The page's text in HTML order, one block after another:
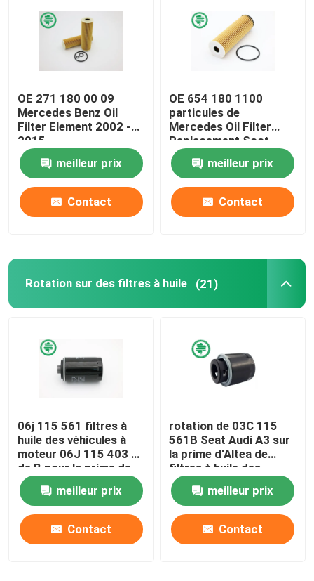
Filtres à huile de cartouche
Filtres à gazole
Filtres de transmission automatique
Marine Engine Filters
Filtres résistants
Filtres de matériel de construction
Filtres de puissance de générateur
Filtre de tracteur de pelouse
Filtres de moto
OE 271 180 00 09
Mercedes Benz Oil
Filter Element 2002 -
2015
meilleur prix
Contact
OE 654 180 1100
particules de
Mercedes Oil Filter
Replacement Soot
meilleur prix
Contact
Rotation sur des filtres à huile (21)
06j 115 561 filtres à
huile des véhicules à
moteur 06J 115 403 C
de B pour la prime de
VW d'AUDI des
véhicules à moteur
meilleur prix
Contact
rotation de 03C 115
561B Seat Audi A3 sur
la prime d'Altea de
filtres à huile des
véhicules à moteur
pour le métal
endommagé
meilleur prix
Contact